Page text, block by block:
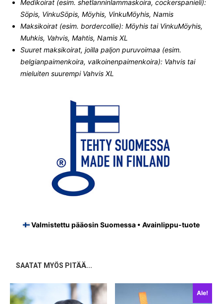
Medikoirat (esim. shetlanninlammaskoira, cockerspanieli):
Söpis, VinkuSöpis, Möyhis, VinkuMöyhis, Namis
Maksikoirat (esim. bordercollie): Möyhis tai VinkuMöyhis,
Muhkis, Vahvis, Mahtis, Namis XL
Suuret maksikoirat, joilla paljon puruvoimaa (esim.
belgianpaimenkoira, valkoinenpaimenkoira): Vahvis tai
mieluiten suurempi Vahvis XL
Valmistettu pääosin Suomessa • Avainlippu-tuote
SAATAT MYÖS PITÄÄ...
Ale!